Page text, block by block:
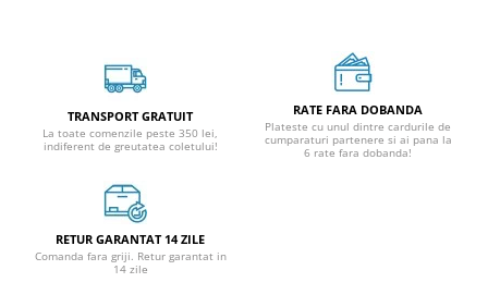
TRANSPORT GRATUIT
La toate comenzile peste 350 lei,
indiferent de greutatea coletului!
RATE FARA DOBANDA
Plateste cu unul dintre cardurile de
cumparaturi partenere si ai pana la
6 rate fara dobanda!
RETUR GARANTAT 14 ZILE
Comanda fara griji. Retur garantat in
14 zile